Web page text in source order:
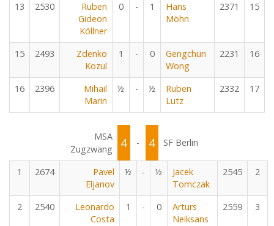
13 2530
Ruben
Gideon
Köllner
0 - 1
Hans
Möhn
2371 15
15 2493
Zdenko
Kozul
1 - 0
Gengchun
Wong
2231 16
16 2396
Mihail
Marin
½ - ½
Ruben
Lutz
2332 17
MSA
Zugzwang
4 - 4 SF Berlin
1 2674
Pavel
Eljanov
½ - ½
Jacek
Tomczak
2545 2
2 2540
Leonardo
Costa
1 - 0
Arturs
Neiksans
2559 3